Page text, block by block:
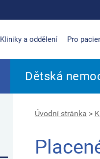
Kliniky a oddělení Pro
Dětská
Úvodní stránka >